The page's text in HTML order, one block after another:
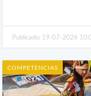
Publicado: 19-07-2026
COMPETENCIAS